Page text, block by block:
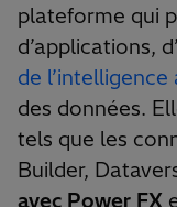
plateforme qui
d’applications,
de
des données.
tels que les
Builder,
avec Power FX